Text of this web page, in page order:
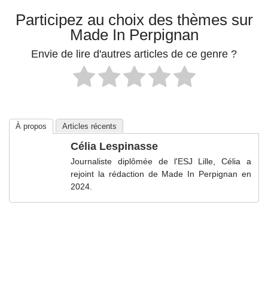
Participez au choix des thèmes sur
Made In Perpignan
Envie de lire d'autres articles de ce genre ?
À propos Articles récents
Célia Lespinasse
Journaliste diplômée de l'ESJ Lille, Célia a
rejoint la rédaction de Made In Perpignan en
2024.